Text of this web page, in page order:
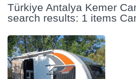
Türkiye Antalya Kemer
search results: 1 items